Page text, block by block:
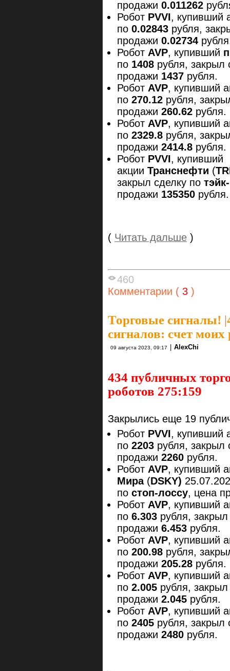
продажи 0.011262
Робот PVVI, купивший
по 0.02843 рубля,
продажи 0.02734
Робот AVP, купивший
по 1408 рубля, закрыл
продажи 1437 рубля.
Робот AVP, купивший
по 270.12 рубля,
продажи 260.62 рубля.
Робот AVP, купивший
по 2329.8 рубля,
продажи 2414.8 рубля.
Робот PVVI, купивший
акции Транснефти (
закрыл сделку по
продажи 135350 рубля.
( Читать дальше )
460
Комментарии ( 3 )
Торговые сигналы! |
сигналов: счет моих
09 августа 2023, 09:17 AlexChi
434 публичных
роботов 275:159
Закрылись еще 19
Робот PVVI, купивший
по 2203 рубля, закрыл
продажи 2260 рубля.
Робот AVP, купивший
Мира (DSKY)
по стоп-лоссу, цена
Робот AVP, купивший
по 6.303 рубля,
продажи 6.453 рубля.
Робот AVP, купивший
по 200.98 рубля,
продажи 205.28 рубля.
Робот AVP, купивший
по 2.005 рубля,
продажи 2.045 рубля.
Робот AVP, купивший
по 2405 рубля, закрыл
продажи 2480 рубля.